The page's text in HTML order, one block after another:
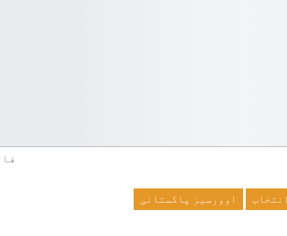
انتخاب اوورسیز پاکستانی